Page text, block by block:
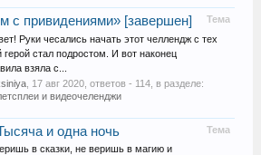
Тема
с привидениями» [завершен]
Руки чесались начать этот челлендж с тех
герой стал подростом. И вот наконец
взяла с...
, 17 авг 2020, ответов - 114, в разделе:
и видеочеленджи
Тема
и одна ночь
в сказки, не веришь в магию и